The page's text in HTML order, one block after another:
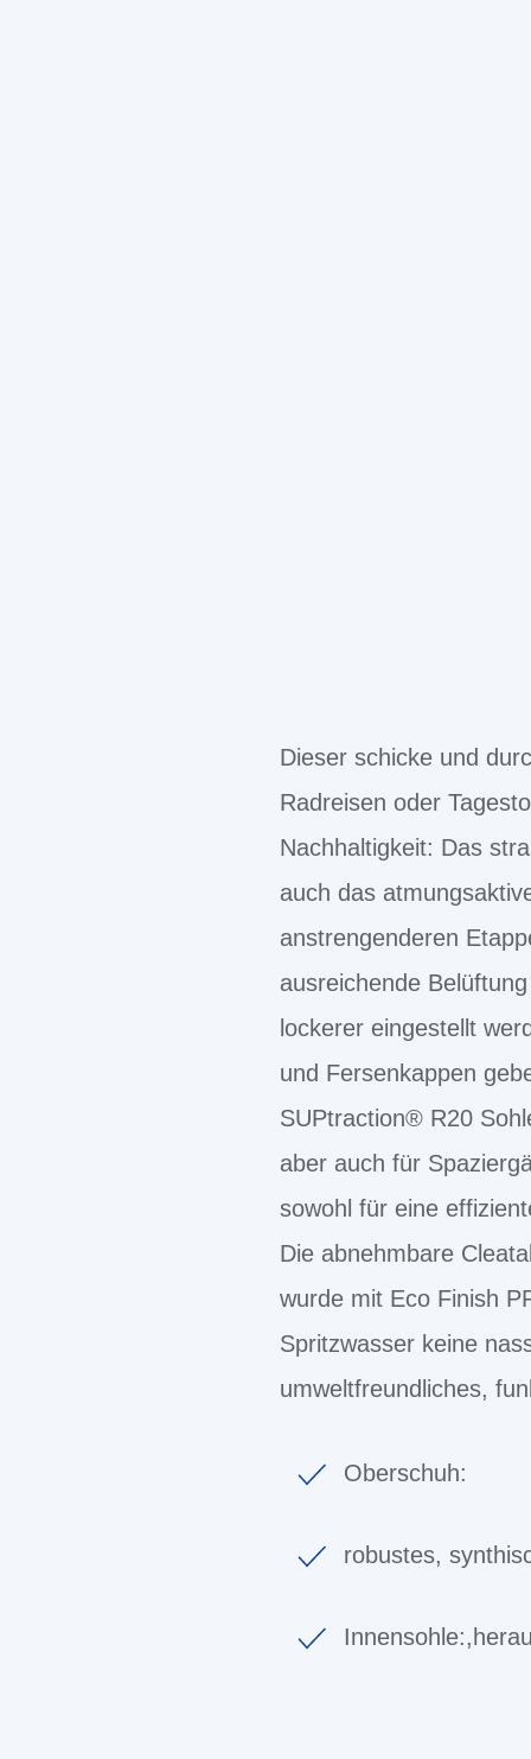
Dieser schicke und
Radreisen oder
Nachhaltigkeit: Das
auch das
anstrengenderen
ausreichende
lockerer eingestellt
und Fersenkappen
SUPtraction® R20
aber auch für
sowohl für eine
Die abnehmbare
wurde mit Eco Finish
Spritzwasser keine
umweltfreundliches,
Oberschuh:
robustes,